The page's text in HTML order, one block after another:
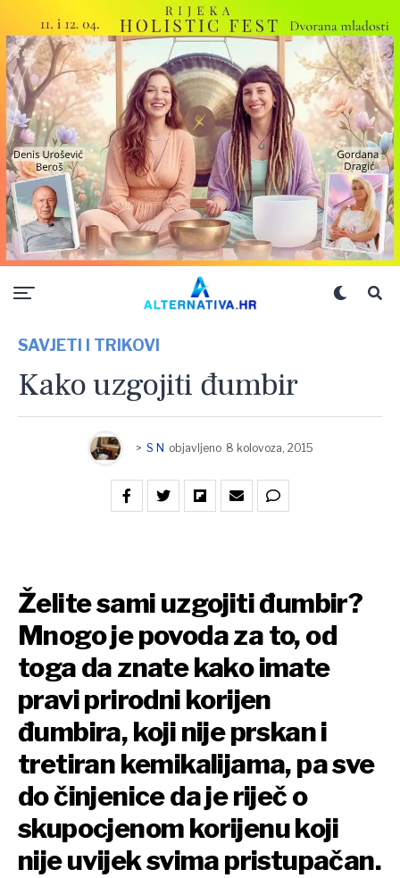
SAVJETI I TRIKOVI
Kako uzgojiti đumbir
> S N objavljeno 8 kolovoza, 2015
Želite sami uzgojiti đumbir?
Mnogo je povoda za to, od
toga da znate kako imate
pravi prirodni korijen
đumbira, koji nije prskan i
tretiran kemikalijama, pa sve
do činjenice da je riječ o
skupocjenom korijenu koji
nije uvijek svima pristupačan.